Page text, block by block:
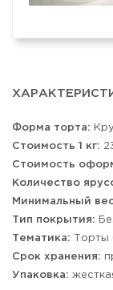
Форма торта:
Стоимость 1 кг:
Стоимость
Количество
Минимальный
Тип покрытия:
Тематика: Торты
Срок хранения:
Упаковка: